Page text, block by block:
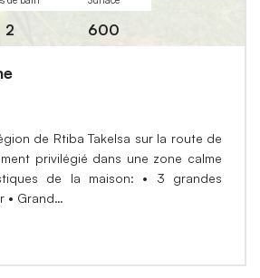
2 600
de Rtiba Takelsa sur la route de
privilégié dans une zone calme
de la maison: • 3 grandes
• Grand…